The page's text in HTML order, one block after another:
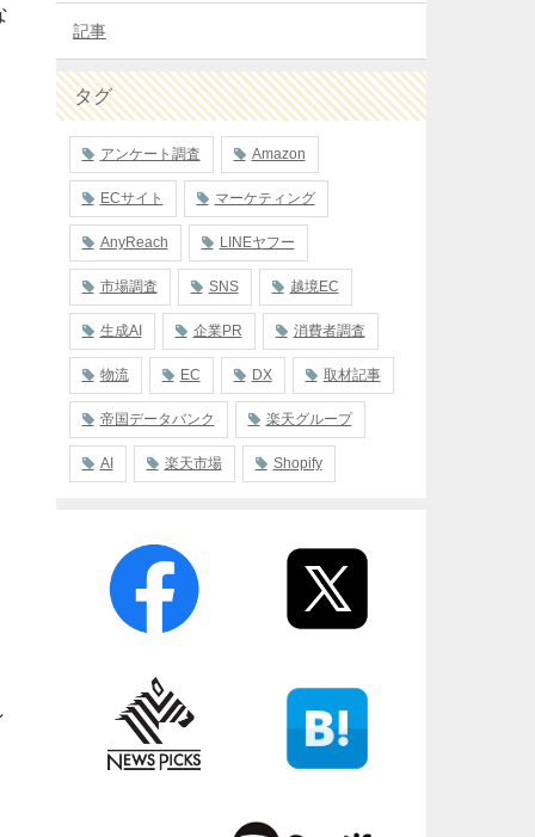
記事
タグ
アンケート調査 Amazon
ECサイト マーケティング
AnyReach LINEヤフー
市場調査 SNS 越境EC
生成AI 企業PR 消費者調査
物流 EC DX 取材記事
帝国データバンク 楽天グループ
AI 楽天市場 Shopify